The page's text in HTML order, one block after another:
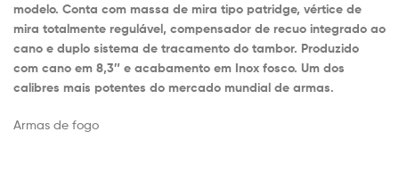
modelo. Conta com massa de mira tipo patridge, vértice de
mira totalmente regulável, compensador de recuo integrado ao
cano e duplo sistema de tracamento do tambor. Produzido
com cano em 8,3″ e acabamento em Inox fosco. Um dos
calibres mais potentes do mercado mundial de armas.
Armas de fogo